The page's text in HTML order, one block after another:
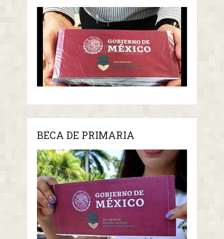
BECA DE PRIMARIA